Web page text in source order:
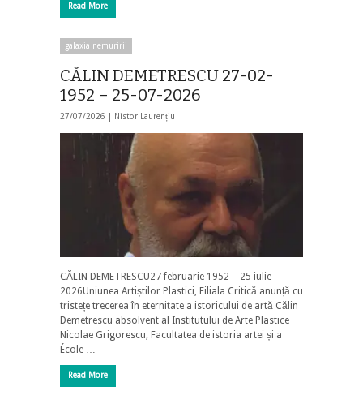
Read More
galaxia nemuririi
CĂLIN DEMETRESCU 27-02-
1952 – 25-07-2026
27/07/2026 | Nistor Laurențiu
CĂLIN DEMETRESCU27 februarie 1952 – 25 iulie
2026Uniunea Artiștilor Plastici, Filiala Critică anunță cu
tristețe trecerea în eternitate a istoricului de artă Călin
Demetrescu absolvent al Institutului de Arte Plastice
Nicolae Grigorescu, Facultatea de istoria artei și a
École …
Read More